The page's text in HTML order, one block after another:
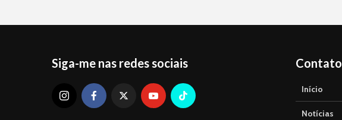
Siga-me nas redes sociais Contato
Início
Notícias